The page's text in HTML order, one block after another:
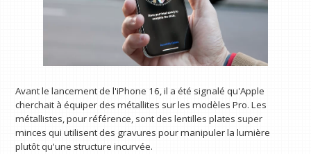
Avant le lancement de l'iPhone 16, il a été signalé qu'Apple
cherchait à équiper des métallites sur les modèles Pro. Les
métallistes, pour référence, sont des lentilles plates super
minces qui utilisent des gravures pour manipuler la lumière
plutôt qu'une structure incurvée.